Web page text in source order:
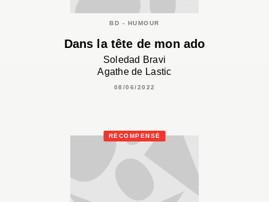
BD - HUMOUR
Dans la tête de mon ado
Soledad Bravi
Agathe de Lastic
08/06/2022
RÉCOMPENSÉ